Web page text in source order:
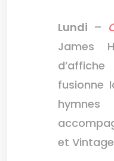
Lundi –
James
fusionne
et